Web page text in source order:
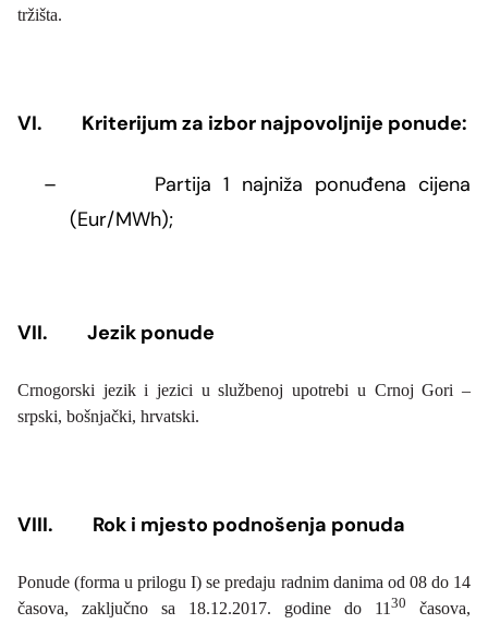
tržišta.
VI. Kriterijum za izbor najpovoljnije ponude:
–
Partija 1 najniža ponuđena cijena
(Eur/MWh);
VII. Jezik ponude
Crnogorski jezik i jezici u službenoj upotrebi u Crnoj Gori –
srpski, bošnjački, hrvatski.
VIII. Rok i mjesto podnošenja ponuda
Ponude (forma u prilogu I) se predaju radnim danima od 08 do 14
časova, zaključno sa 18.12.2017. godine do 1130
časova,